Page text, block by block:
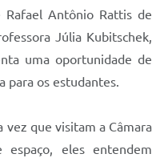
Antônio Rattis de
Júlia Kubitschek,
uma oportunidade de
para os estudantes.
que visitam a Câmara
espaço, eles entendem